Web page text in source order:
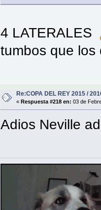
4 LATERALES
tumbos que los
Re:COPA DEL REY 2015 /
« Respuesta #218 en: 03 de
Adios Neville